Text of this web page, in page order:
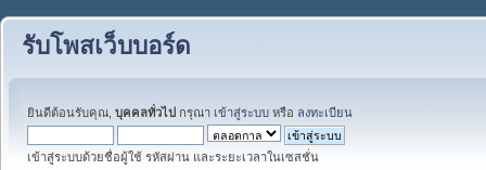
รับโพสเว็บบอร์ด
ยินดีต้อนรับคุณ, บุคคลทั่วไป กรุณา เข้าสู่ระบบ หรือ ลงทะเบียน
เข้าสู่ระบบด้วยชื่อผู้ใช้ รหัสผ่าน และระยะเวลาในเซสชั่น